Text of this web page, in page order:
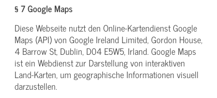
§ 7 Google Maps
Diese Webseite nutzt den Online-Kartendienst Google
Maps (API) von Google Ireland Limited, Gordon House,
4 Barrow St, Dublin, D04 E5W5, Irland. Google Maps
ist ein Webdienst zur Darstellung von interaktiven
Land-Karten, um geographische Informationen visuell
darzustellen.